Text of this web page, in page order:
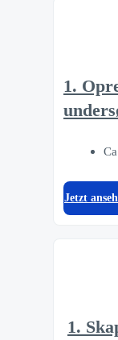
1.
Jetzt
1.